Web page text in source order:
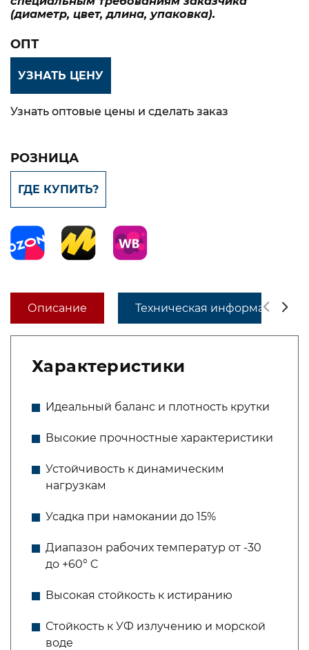
(диаметр, цвет, длина, упаковка).
ОПТ
УЗНАТЬ ЦЕНУ
Узнать оптовые цены и сделать заказ
РОЗНИЦА
ГДЕ КУПИТЬ?
Описание Техническая информация
Характеристики
Идеальный баланс и плотность крутки
Высокие прочностные характеристики
Устойчивость к динамическим
нагрузкам
Усадка при намокании до 15%
Диапазон рабочих температур от -30
до +60° C
Высокая стойкость к истиранию
Стойкость к УФ излучению и морской
воде